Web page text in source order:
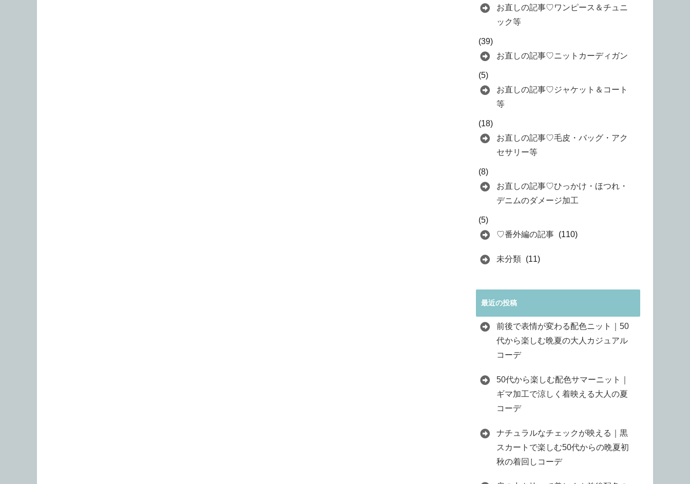
お直しの記事♡ワンピース＆チュニ
ック等
(39)
お直しの記事♡ニットカーディガン
(5)
お直しの記事♡ジャケット＆コート
等
(18)
お直しの記事♡毛皮・バッグ・アク
セサリー等
(8)
お直しの記事♡ひっかけ・ほつれ・
デニムのダメージ加工
(5)
♡番外編の記事 (110)
未分類 (11)
最近の投稿
前後で表情が変わる配色ニット｜50
代から楽しむ晩夏の大人カジュアル
コーデ
50代から楽しむ配色サマーニット｜
ギマ加工で涼しく着映える大人の夏
コーデ
ナチュラルなチェックが映える｜黒
スカートで楽しむ50代からの晩夏初
秋の着回しコーデ